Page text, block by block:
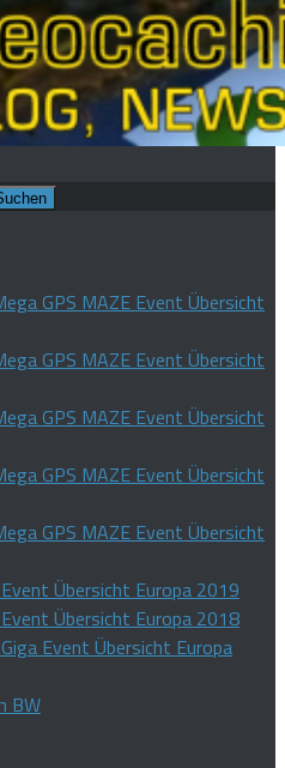
GPS MAZE Event Übersicht
GPS MAZE Event Übersicht
GPS MAZE Event Übersicht
GPS MAZE Event Übersicht
GPS MAZE Event Übersicht
Übersicht Europa 2019
Übersicht Europa 2018
Event Übersicht Europa
BW